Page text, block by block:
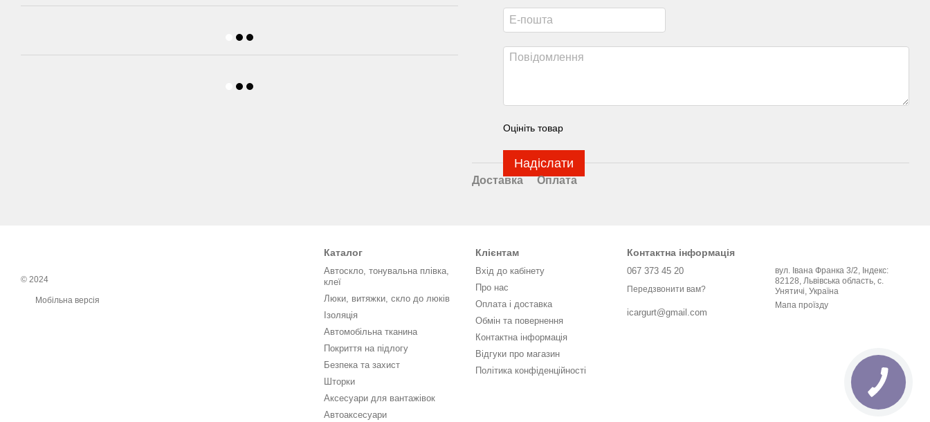
Оцініть товар
Надіслати
Доставка Оплата
© 2024
Мобільна версія
Каталог
Автоскло, тонувальна плівка,
клеї
Люки, витяжки, скло до люків
Ізоляція
Автомобільна тканина
Покриття на підлогу
Безпека та захист
Шторки
Аксесуари для вантажівок
Автоаксесуари
Клієнтам
Вхід до кабінету
Про нас
Оплата і доставка
Обмін та повернення
Контактна інформація
Відгуки про магазин
Політика конфіденційності
Контактна інформація
067 373 45 20
Передзвонити вам?
icargurt@gmail.com
вул. Івана Франка 3/2, Індекс:
82128, Львівська область, с.
Унятичі, Україна
Мапа проїзду